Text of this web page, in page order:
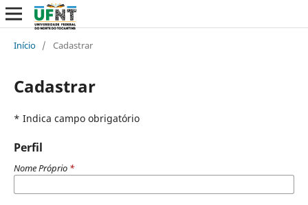
Início / Cadastrar
Cadastrar
* Indica campo obrigatório
Perfil
Nome Próprio *